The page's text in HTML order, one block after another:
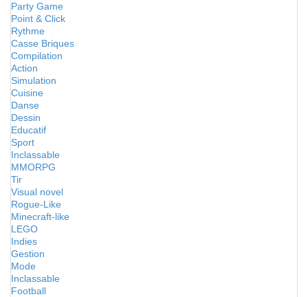
Party Game
Point & Click
Rythme
Casse Briques
Compilation
Action
Simulation
Cuisine
Danse
Dessin
Educatif
Sport
Inclassable
MMORPG
Tir
Visual novel
Rogue-Like
Minecraft-like
LEGO
Indies
Gestion
Mode
Inclassable
Football